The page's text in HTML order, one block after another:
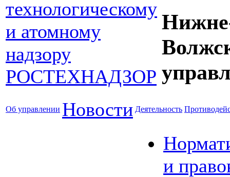
Об управлении Новости Деятельность
и